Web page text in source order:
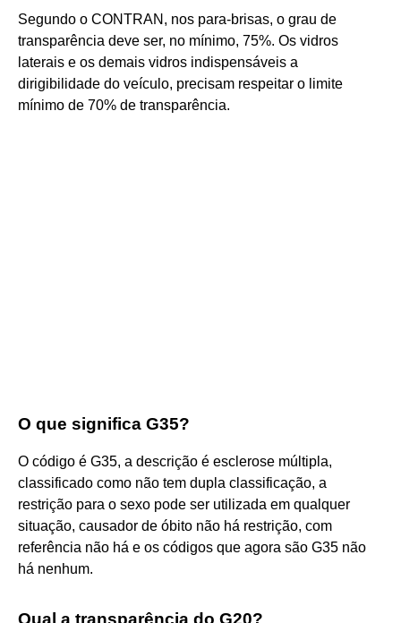
Segundo o CONTRAN, nos para-brisas, o grau de
transparência deve ser, no mínimo, 75%. Os vidros
laterais e os demais vidros indispensáveis a
dirigibilidade do veículo, precisam respeitar o limite
mínimo de 70% de transparência.
O que significa G35?
O código é G35, a descrição é esclerose múltipla,
classificado como não tem dupla classificação, a
restrição para o sexo pode ser utilizada em qualquer
situação, causador de óbito não há restrição, com
referência não há e os códigos que agora são G35 não
há nenhum.
Qual a transparência do G20?